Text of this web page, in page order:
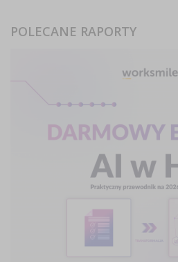
POLECANE RAPORTY